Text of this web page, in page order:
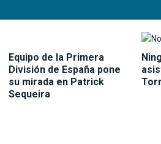
Equipo de la Primera
División de España pone
su mirada en Patrick
Sequeira